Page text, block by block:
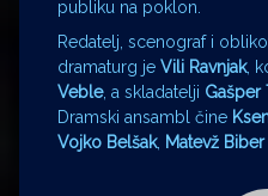
publiku na poklon.
Redatelj, scenograf i
dramaturg je Vili Ravnjak,
Veble, a skladatelji Gašper
Dramski ansambl čine
Vojko Belšak, Matevž Biber